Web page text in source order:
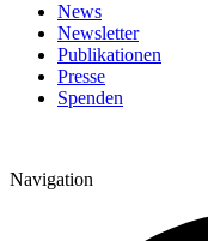
News
Newsletter
Publikationen
Presse
Spenden
Navigation